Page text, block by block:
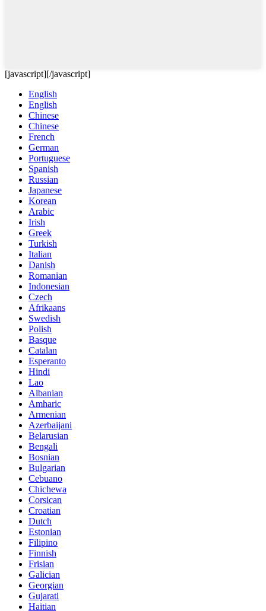
[javascript][/javascript]
English
English
Chinese
Chinese
French
German
Portuguese
Spanish
Russian
Japanese
Korean
Arabic
Irish
Greek
Turkish
Italian
Danish
Romanian
Indonesian
Czech
Afrikaans
Swedish
Polish
Basque
Catalan
Esperanto
Hindi
Lao
Albanian
Amharic
Armenian
Azerbaijani
Belarusian
Bengali
Bosnian
Bulgarian
Cebuano
Chichewa
Corsican
Croatian
Dutch
Estonian
Filipino
Finnish
Frisian
Galician
Georgian
Gujarati
Haitian